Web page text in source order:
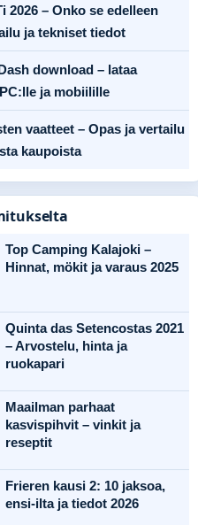
2026 – Onko se edelleen
ja tekniset tiedot
download – lataa
ja mobiilille
vaatteet – Opas ja vertailu
kaupoista
Top Camping Kalajoki –
Hinnat, mökit ja varaus 2025
Quinta das Setencostas 2021
– Arvostelu, hinta ja
ruokapari
Maailman parhaat
kasvispihvit – vinkit ja
reseptit
Frieren kausi 2: 10 jaksoa,
ensi-ilta ja tiedot 2026